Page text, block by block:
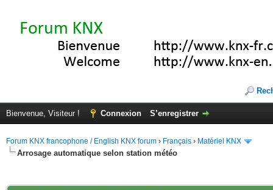
Bienvenue, Visiteur ! Connexion S’enregistrer
Forum KNX francophone / English KNX forum › Français › Matériel KNX
Arrosage automatique selon station météo